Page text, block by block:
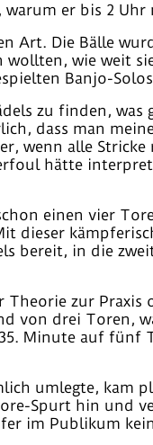
er bis 2
Art. Die Bälle
wie weit
Banjo-
zu finden,
dass man
wenn alle
hätte
einen vier
dieser
bereit, in die
Theorie zur
von drei Toren,
Minute auf fünf
umlegte, kam
Spurt hin und
im Publikum